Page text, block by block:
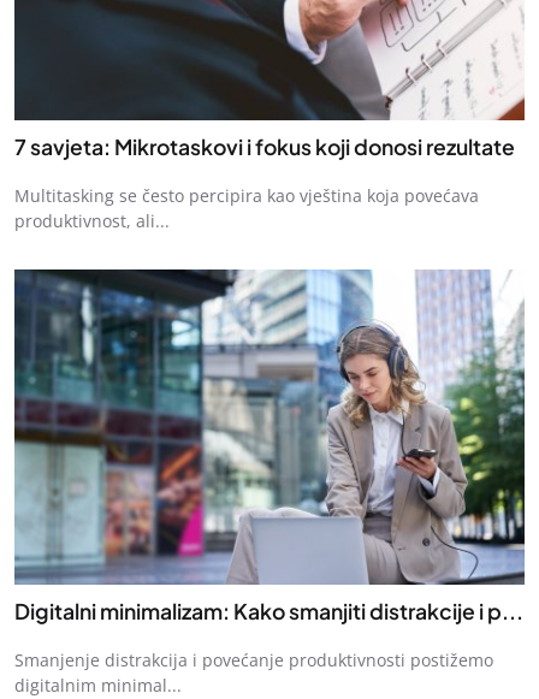
7 savjeta: Mikrotaskovi i fokus koji donosi rezultate
Multitasking se često percipira kao vještina koja povećava
produktivnost, ali...
Digitalni minimalizam: Kako smanjiti distrakcije i p...
Smanjenje distrakcija i povećanje produktivnosti postižemo
digitalnim minimal...